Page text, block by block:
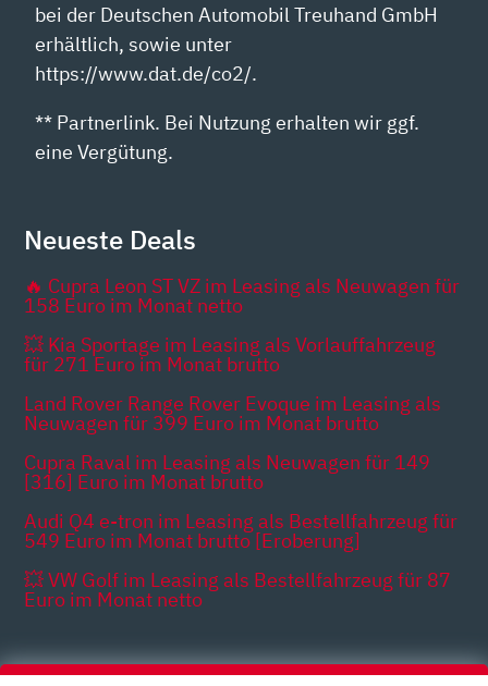
bei der Deutschen Automobil Treuhand GmbH
erhältlich, sowie unter
https://www.dat.de/co2/.
** Partnerlink. Bei Nutzung erhalten wir ggf.
eine Vergütung.
Neueste Deals
🔥 Cupra Leon ST VZ im Leasing als Neuwagen für
158 Euro im Monat netto
💥 Kia Sportage im Leasing als Vorlauffahrzeug
für 271 Euro im Monat brutto
Land Rover Range Rover Evoque im Leasing als
Neuwagen für 399 Euro im Monat brutto
Cupra Raval im Leasing als Neuwagen für 149
[316] Euro im Monat brutto
Audi Q4 e-tron im Leasing als Bestellfahrzeug für
549 Euro im Monat brutto [Eroberung]
💥 VW Golf im Leasing als Bestellfahrzeug für 87
Euro im Monat netto